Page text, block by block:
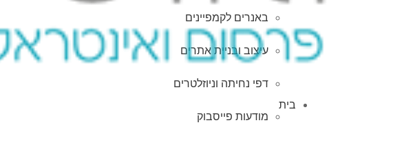
באנרים לקמפיינים
עיצוב ובניית אתרים
דפי נחיתה וניוזלטרים
מודעות פייסבוק
בית